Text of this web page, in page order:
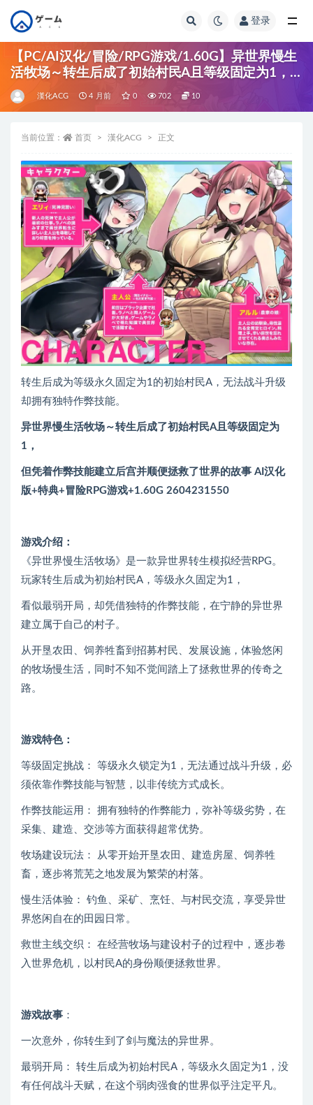
登录
【PC/AI汉化/冒险/RPG游戏/1.60G】异世界慢生
活牧场～转生后成了初始村民A且等级固定为1，
但凭着作弊技能建立后宫并顺便拯救了世界的故事
AI汉化版+特典+冒险RPG游戏+1.60G
漢化ACG 4 月前 0 702 10
当前位置： 首页 漢化ACG 正文
转生后成为等级永久固定为1的初始村民A，无法战斗升级
却拥有独特作弊技能。
异世界慢生活牧场～转生后成了初始村民A且等级固定为
1，
但凭着作弊技能建立后宫并顺便拯救了世界的故事 AI汉化
版+特典+冒险RPG游戏+1.60G 2604231550
游戏介绍：
《异世界慢生活牧场》是一款异世界转生模拟经营RPG。
玩家转生后成为初始村民A，等级永久固定为1，
看似最弱开局，却凭借独特的作弊技能，在宁静的异世界
建立属于自己的村子。
从开垦农田、饲养牲畜到招募村民、发展设施，体验悠闲
的牧场慢生活，同时不知不觉间踏上了拯救世界的传奇之
路。
游戏特色：
等级固定挑战： 等级永久锁定为1，无法通过战斗升级，必
须依靠作弊技能与智慧，以非传统方式成长。
作弊技能运用： 拥有独特的作弊能力，弥补等级劣势，在
采集、建造、交涉等方面获得超常优势。
牧场建设玩法： 从零开始开垦农田、建造房屋、饲养牲
畜，逐步将荒芜之地发展为繁荣的村落。
慢生活体验： 钓鱼、采矿、烹饪、与村民交流，享受异世
界悠闲自在的田园日常。
救世主线交织： 在经营牧场与建设村子的过程中，逐步卷
入世界危机，以村民A的身份顺便拯救世界。
游戏故事 ：
一次意外，你转生到了剑与魔法的异世界。
最弱开局： 转生后成为初始村民A，等级永久固定为1，没
有任何战斗天赋，在这个弱肉强食的世界似乎注定平凡。